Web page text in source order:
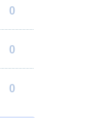
0
0
0